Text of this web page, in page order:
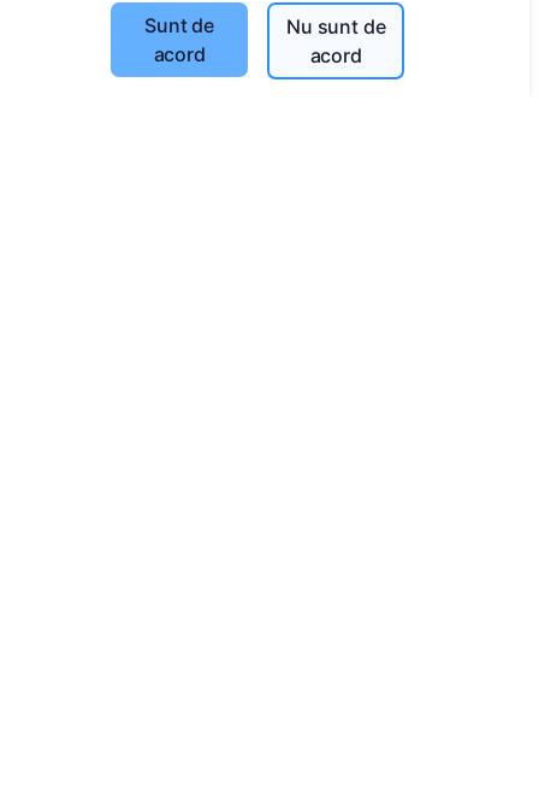
Informații
Despre CEMETY
Sunt de
acord
Nu sunt de
acord